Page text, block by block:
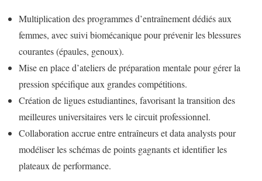
Multiplication des programmes d’entraînement dédiés aux
femmes, avec suivi biomécanique pour prévenir les blessures
courantes (épaules, genoux).
Mise en place d’ateliers de préparation mentale pour gérer la
pression spécifique aux grandes compétitions.
Création de ligues estudiantines, favorisant la transition des
meilleures universitaires vers le circuit professionnel.
Collaboration accrue entre entraîneurs et data analysts pour
modéliser les schémas de points gagnants et identifier les
plateaux de performance.